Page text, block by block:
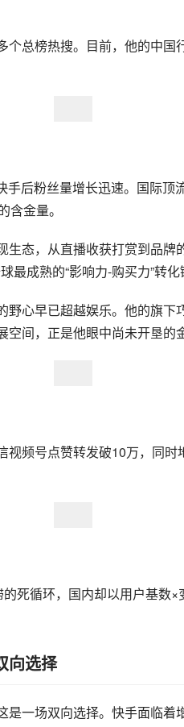
总榜热搜。目前，他的中国
后粉丝量增长迅速。国际顶
金量。
态，从直播收获打赏到品
成熟的“影响力-购买力”转化
心早已超越娱乐。他的旗下
间，正是他眼中尚未开垦的
频号点赞转发破10万，同时
死循环，国内却以用户基数
向选择
一场双向选择。快手面临